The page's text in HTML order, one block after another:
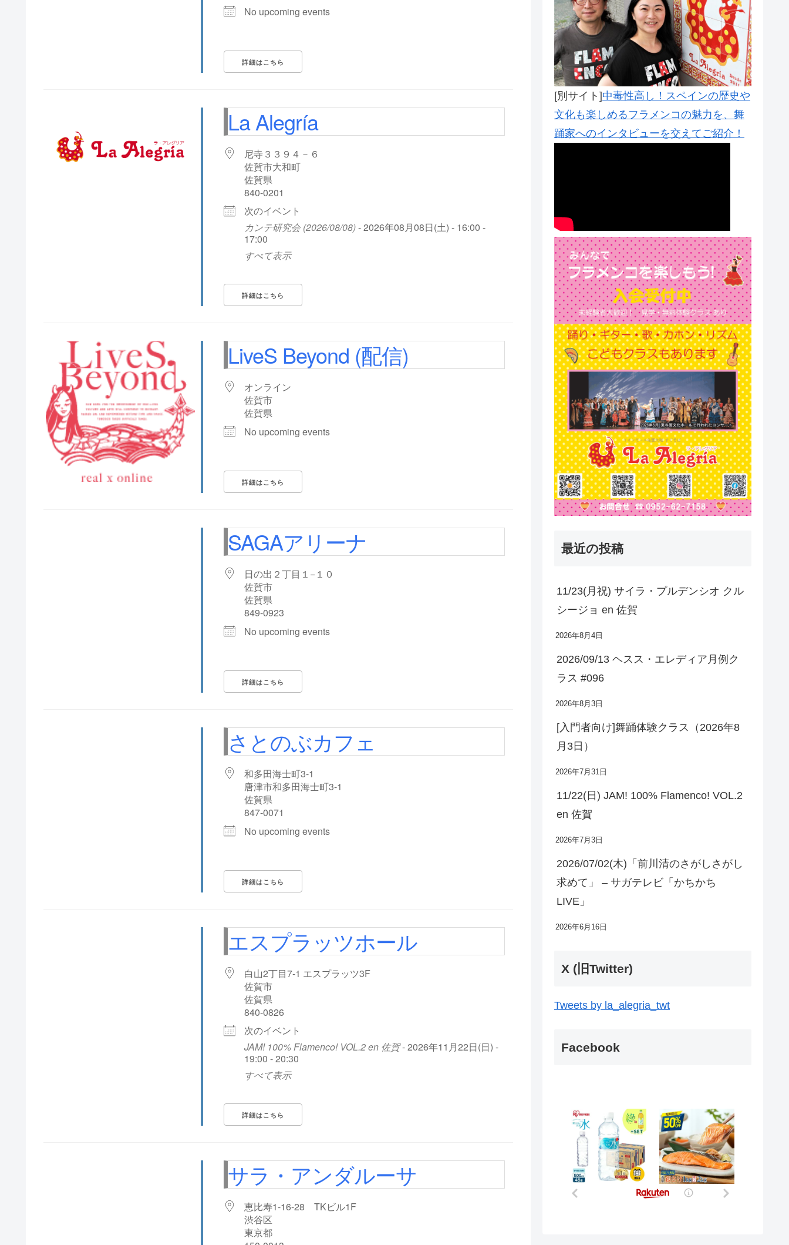
国
Eventful Locations?
No upcoming events
詳細はこちら
La Alegría
尼寺３３９４－６
佐賀市大和町
佐賀県
840-0201
次のイベント
カンテ研究会 (2026/08/08)- 2026年08月08日(土) - 16:00 -
17:00
すべて表示
詳細はこちら
LiveS Beyond (配信)
オンライン
佐賀市
佐賀県
No upcoming events
詳細はこちら
SAGAアリーナ
日の出２丁目１−１０
佐賀市
佐賀県
849-0923
No upcoming events
詳細はこちら
さとのぶカフェ
和多田海士町3-1
唐津市和多田海士町3-1
佐賀県
847-0071
No upcoming events
詳細はこちら
エスプラッツホール
白山2丁目7-1 エスプラッツ3F
佐賀市
佐賀県
840-0826
次のイベント
JAM! 100% Flamenco! VOL.2 en 佐賀- 2026年11月22日(日) -
19:00 - 20:30
すべて表示
詳細はこちら
サラ・アンダルーサ
恵比寿1-16-28 TKビル1F
渋谷区
東京都
[別サイト]中毒性高し！スペインの歴史や
文化も楽しめるフラメンコの魅力を、舞
踊家へのインタビューを交えてご紹介！
最近の投稿
11/23(月祝) サイラ・プルデンシオ クル
シージョ en 佐賀
2026年8月4日
2026/09/13 ヘスス・エレディア月例ク
ラス #096
2026年8月3日
[入門者向け]舞踊体験クラス（2026年8
月3日）
2026年7月31日
11/22(日) JAM! 100% Flamenco! VOL.2
en 佐賀
2026年7月3日
2026/07/02(木)「前川清のさがしさがし
求めて」 – サガテレビ「かちかち
LIVE」
2026年6月16日
X (旧Twitter)
Tweets by la_alegria_twt
Facebook